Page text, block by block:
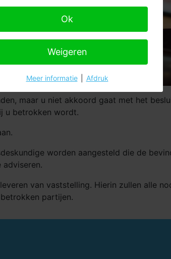
maar u niet akkoord gaat met het
u betrokken wordt.
worden aangesteld die de
van vaststelling. Hierin zullen alle
partijen.
Ok
Weigeren
Meer informatie Afdruk